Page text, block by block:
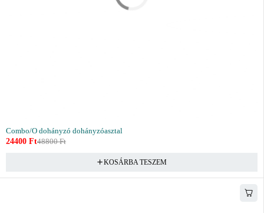
Combo/O dohányzó dohányzóasztal
48800Ft
24400 Ft
KOSÁRBA TESZEM